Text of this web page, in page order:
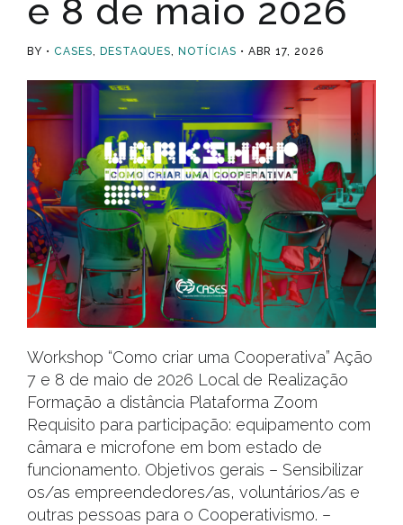
e 8 de maio 2026
BY CASES, DESTAQUES, NOTÍCIAS ABR 17, 2026
Workshop “Como criar uma Cooperativa” Ação
7 e 8 de maio de 2026 Local de Realização
Formação a distância Plataforma Zoom
Requisito para participação: equipamento com
câmara e microfone em bom estado de
funcionamento. Objetivos gerais – Sensibilizar
os/as empreendedores/as, voluntários/as e
outras pessoas para o Cooperativismo. –